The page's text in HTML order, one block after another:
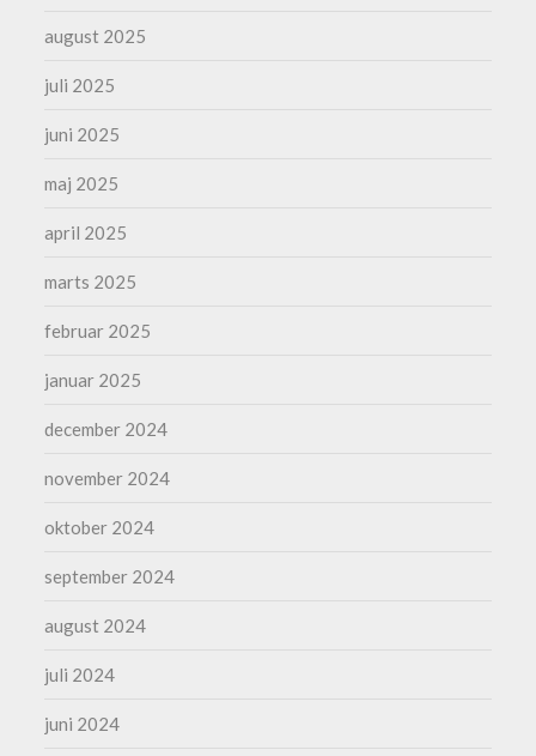
august 2025
juli 2025
juni 2025
maj 2025
april 2025
marts 2025
februar 2025
januar 2025
december 2024
november 2024
oktober 2024
september 2024
august 2024
juli 2024
juni 2024